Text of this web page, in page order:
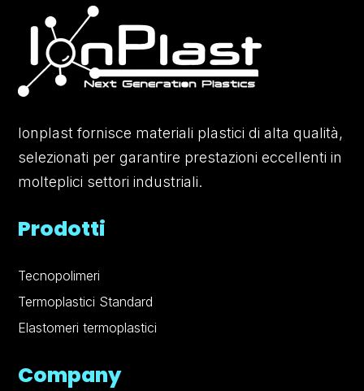
Ionplast fornisce materiali plastici di alta qualità,
selezionati per garantire prestazioni eccellenti in
molteplici settori industriali.
Prodotti
Tecnopolimeri
Termoplastici Standard
Elastomeri termoplastici
Company